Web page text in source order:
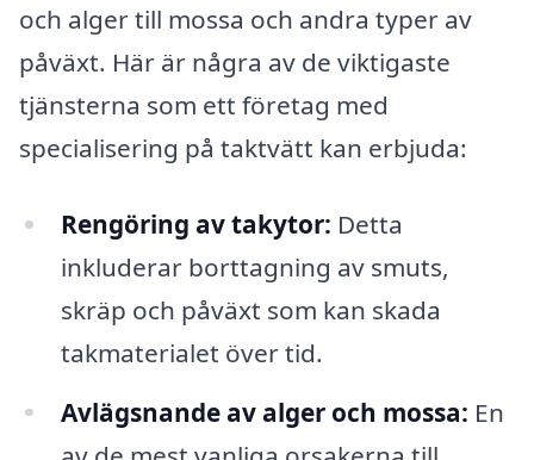
och alger till mossa och andra typer av
påväxt. Här är några av de viktigaste
tjänsterna som ett företag med
specialisering på taktvätt kan erbjuda:
Rengöring av takytor: Detta
inkluderar borttagning av smuts,
skräp och påväxt som kan skada
takmaterialet över tid.
Avlägsnande av alger och mossa: En